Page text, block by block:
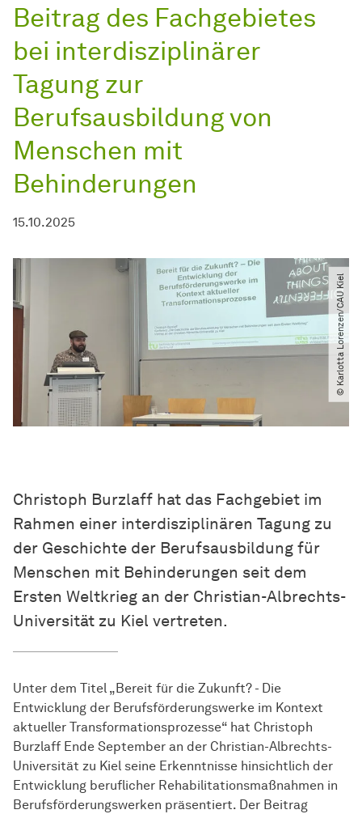
Beitrag des Fachgebietes
bei interdisziplinärer
Tagung zur
Berufsausbildung von
Menschen mit
Behinderungen
15.10.2025
© Karlotta Lorenzen​/​CAU Kiel
Christoph Burzlaff hat das Fachgebiet im
Rahmen einer interdisziplinären Tagung zu
der Geschichte der Berufsausbildung für
Menschen mit Behinderungen seit dem
Ersten Weltkrieg an der Christian-Albrechts-
Universität zu Kiel vertreten.
Unter dem Titel „Bereit für die Zukunft? - Die
Entwicklung der Berufsförderungswerke im Kontext
aktueller Transformationsprozesse“ hat Christoph
Burzlaff Ende September an der Christian-Albrechts-
Universität zu Kiel seine Erkenntnisse hinsichtlich der
Entwicklung beruflicher Rehabilitationsmaßnahmen in
Berufsförderungswerken präsentiert. Der Beitrag